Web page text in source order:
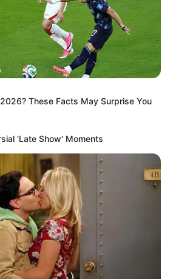
These Facts May Surprise You
'Late Show' Moments